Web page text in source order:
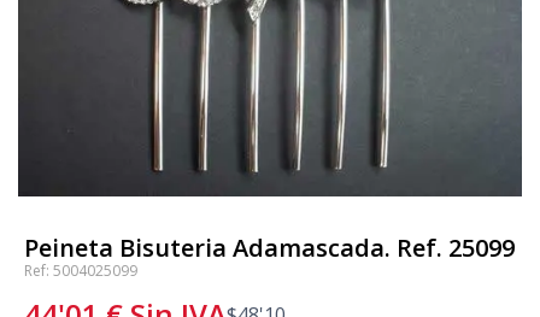
Peineta Bisuteria Adamascada. Ref. 25099
Ref: 5004025099